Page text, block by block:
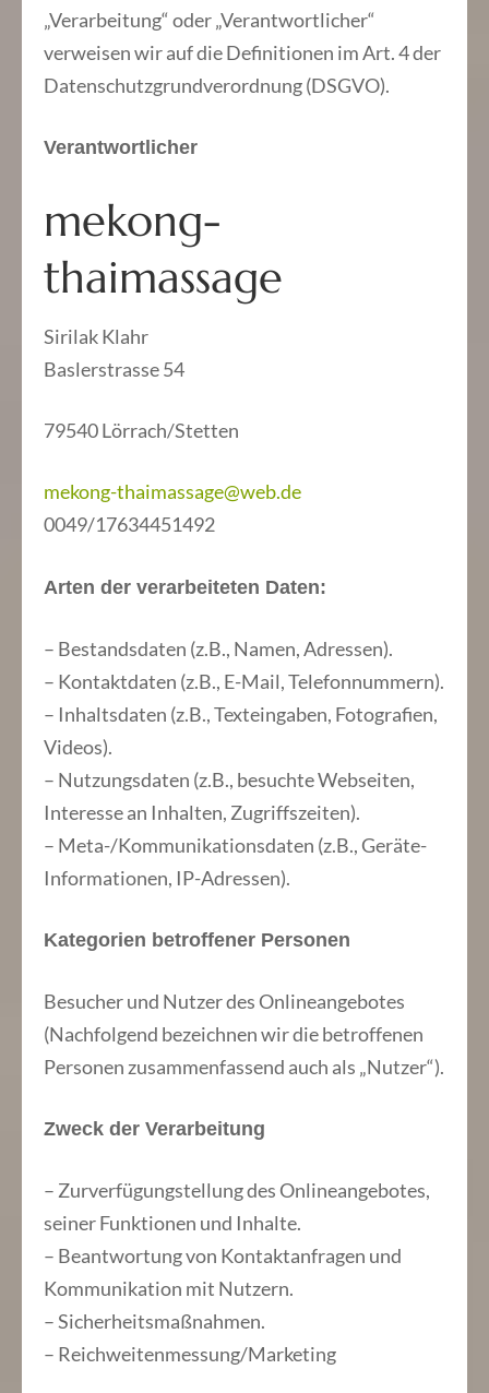
„Verarbeitung“ oder „Verantwortlicher“
verweisen wir auf die Definitionen im Art. 4 der
Datenschutzgrundverordnung (DSGVO).
Verantwortlicher
mekong-
thaimassage
Sirilak Klahr
Baslerstrasse 54
79540 Lörrach/Stetten
mekong-thaimassage@web.de
0049/17634451492
Arten der verarbeiteten Daten:
– Bestandsdaten (z.B., Namen, Adressen).
– Kontaktdaten (z.B., E-Mail, Telefonnummern).
– Inhaltsdaten (z.B., Texteingaben, Fotografien,
Videos).
– Nutzungsdaten (z.B., besuchte Webseiten,
Interesse an Inhalten, Zugriffszeiten).
– Meta-/Kommunikationsdaten (z.B., Geräte-
Informationen, IP-Adressen).
Kategorien betroffener Personen
Besucher und Nutzer des Onlineangebotes
(Nachfolgend bezeichnen wir die betroffenen
Personen zusammenfassend auch als „Nutzer“).
Zweck der Verarbeitung
– Zurverfügungstellung des Onlineangebotes,
seiner Funktionen und Inhalte.
– Beantwortung von Kontaktanfragen und
Kommunikation mit Nutzern.
– Sicherheitsmaßnahmen.
– Reichweitenmessung/Marketing